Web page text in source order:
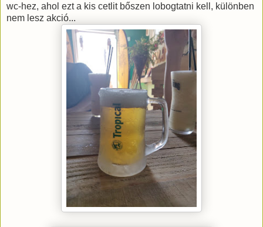
wc-hez, ahol ezt a kis cetlit bőszen lobogtatni kell, különben
nem lesz akció...